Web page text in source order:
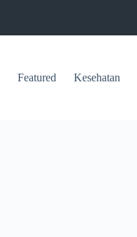
Featured Kesehatan